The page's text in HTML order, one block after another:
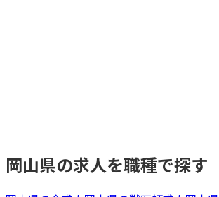
岡山県の求人を職種で探す